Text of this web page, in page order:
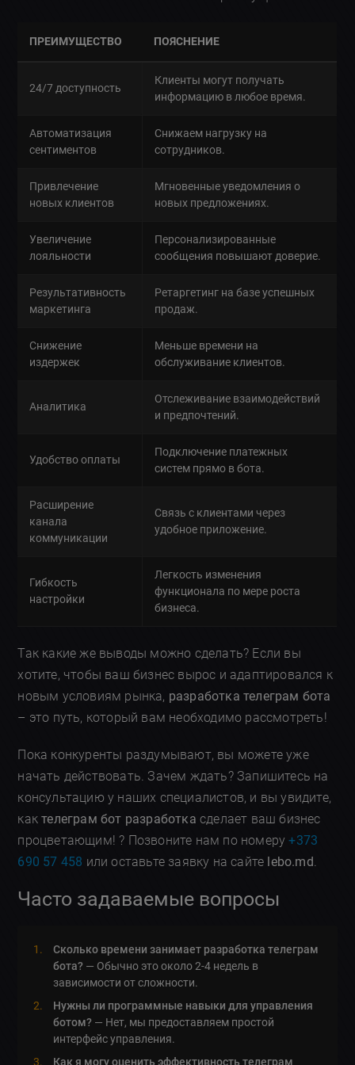
ПРЕИМУЩЕСТВО ПОЯСНЕНИЕ
24/7 доступность
Клиенты могут получать
информацию в любое время.
Автоматизация
сентиментов
Снижаем нагрузку на
сотрудников.
Привлечение
новых клиентов
Мгновенные уведомления о
новых предложениях.
Увеличение
лояльности
Персонализированные
сообщения повышают доверие.
Результативность
маркетинга
Ретаргетинг на базе успешных
продаж.
Снижение
издержек
Меньше времени на
обслуживание клиентов.
Аналитика
Отслеживание взаимодействий
и предпочтений.
Удобство оплаты
Подключение платежных
систем прямо в бота.
Расширение
канала
коммуникации
Связь с клиентами через
удобное приложение.
Гибкость
настройки
Легкость изменения
функционала по мере роста
бизнеса.
Так какие же выводы можно сделать? Если вы
хотите, чтобы ваш бизнес вырос и адаптировался к
новым условиям рынка, разработка телеграм бота
– это путь, который вам необходимо рассмотреть!
Пока конкуренты раздумывают, вы можете уже
начать действовать. Зачем ждать? Запишитесь на
консультацию у наших специалистов, и вы увидите,
кактелеграм бот разработка сделает ваш бизнес
процветающим! ? Позвоните нам по номеру+373
690 57 458 или оставьте заявку на сайте lebo.md
Часто задаваемые вопросы
Сколько времени занимает разработка телеграм
бота? — Обычно это около 2-4 недель в
зависимости от сложности.
Нужны ли программные навыки для управления
ботом? — Нет, мы предоставляем простой
интерфейс управления.
Как я могу оценить эффективность телеграм